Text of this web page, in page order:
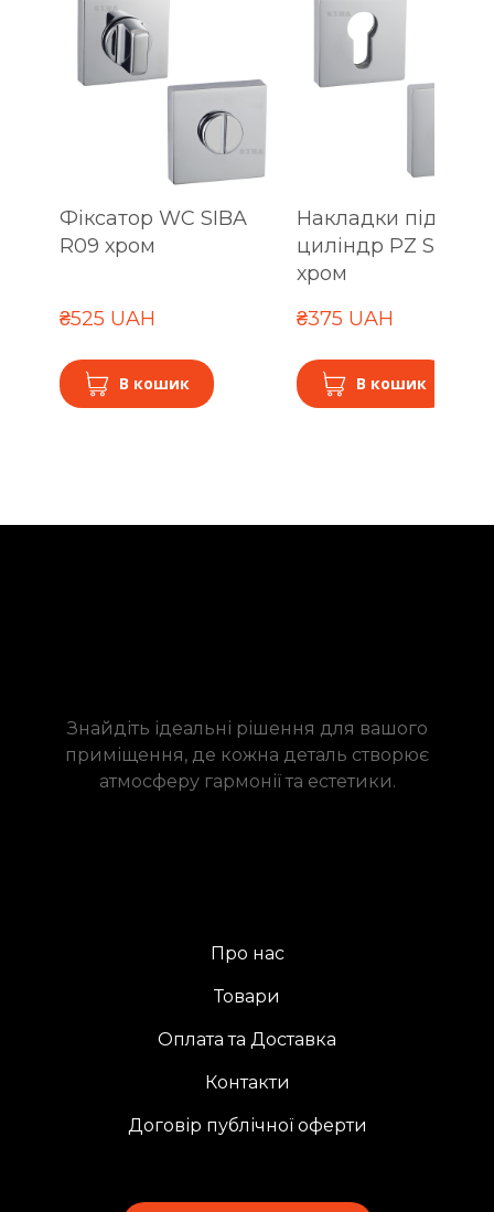
Фіксатор WC SIBA
R09 хром
₴525 UAH
В кошик
Накладки під
циліндр PZ SIBA
хром
₴375 UAH
В кошик
Знайдіть ідеальні рішення для вашого
приміщення, де кожна деталь створює
атмосферу гармонії та естетики.
Про нас
Товари
Оплата та Доставка
Контакти
Договір публічної оферти